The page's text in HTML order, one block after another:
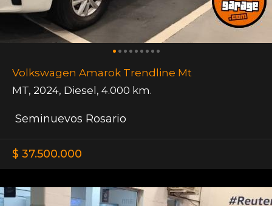
Volkswagen Amarok Trendline Mt
MT, 2024, Diesel, 4.000 km.
Seminuevos Rosario
$ 37.500.000